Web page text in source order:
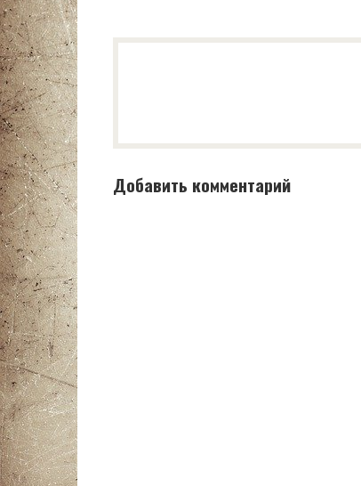
Добавить комментарий